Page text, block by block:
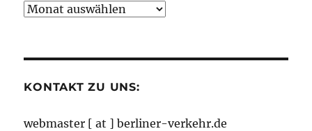
Neuigkeiten
KONTAKT ZU UNS:
webmaster [ at ] berliner-verkehr.de